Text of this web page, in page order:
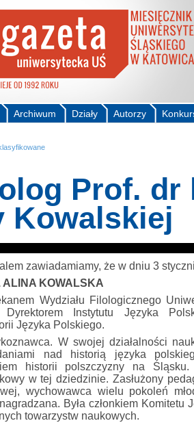
Autorzy
Działy
Archiwum
Prof. dr
Kowalskiej
zawiadamiamy, że w dniu 3
ALINA KOWALSKA
Wydziału Filologicznego
Dyrektorem Instytutu Języka
Języka Polskiego.
W swojej działalności
nad historią języka
historii polszczyzny na Śląsku.
w tej dziedzinie. Zasłużony
wychowawca wielu pokoleń
Była członkiem Komitetu
towarzystw naukowych.